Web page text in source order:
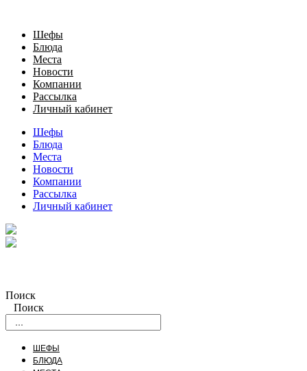
Шефы
Блюда
Места
Новости
Компании
Рассылка
Личный кабинет
Шефы
Блюда
Места
Новости
Компании
Рассылка
Личный кабинет
Поиск
Поиск
ШЕФЫ
БЛЮДА